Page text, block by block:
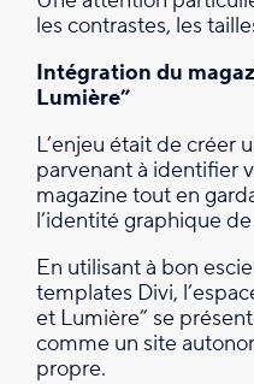
les contrastes, les
Intégration du
Lumière”
L’enjeu était de créer
parvenant à identifier
magazine tout en
l’identité graphique de
En utilisant à bon
templates Divi,
et Lumière” se
comme un site
propre.